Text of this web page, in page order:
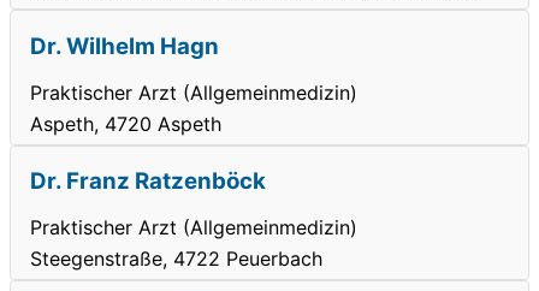
Dr. Wilhelm Hagn
Praktischer Arzt (Allgemeinmedizin)
Aspeth, 4720 Aspeth
Dr. Franz Ratzenböck
Praktischer Arzt (Allgemeinmedizin)
Steegenstraße, 4722 Peuerbach